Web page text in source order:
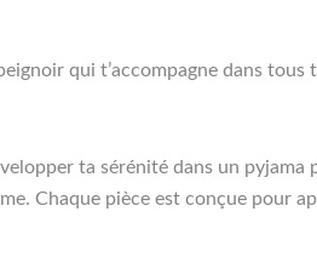
qui t’accompagne dans tous
ta sérénité dans un pyjama
Chaque pièce est conçue pour